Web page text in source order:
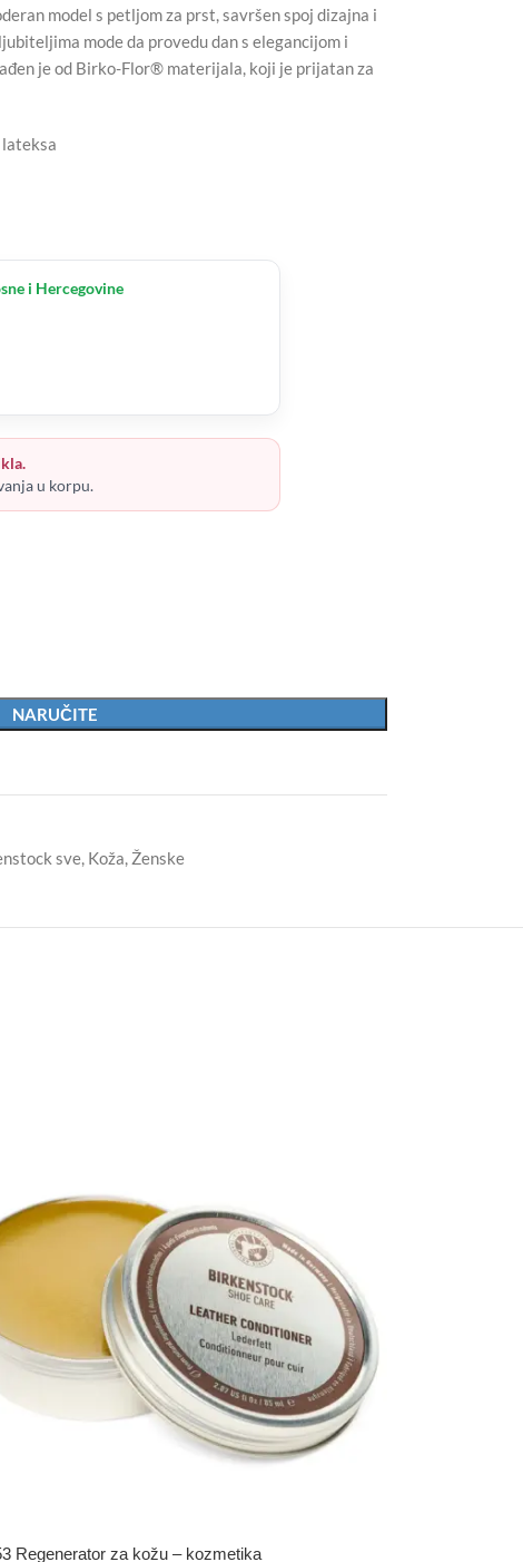
model s petljom za prst, savršen spoj dizajna i
mode da provedu dan s elegancijom i
je od Birko-Flor® materijala, koji je prijatan za
i Hercegovine
u korpu.
NARUČITE
sve, Koža, Ženske
Regenerator za kožu – kozmetika